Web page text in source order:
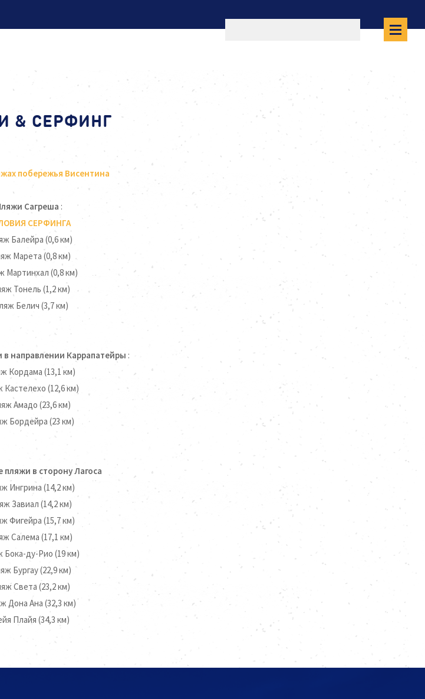
ПРИ ПРЯМОМ
& СЕРФИНГ
побережья Висентина
Сагреша :
СЕРФИНГА
Балейра (0,6 км)
Марета (0,8 км)
Мартинхал (0,8 км)
Тонель (1,2 км)
Белич (3,7 км)
направлении Каррапатейры :
Кордама (13,1 км)
Кастелехо (12,6 км)
Амадо (23,6 км)
Бордейра (23 км)
в сторону Лагоса
Ингрина (14,2 км)
Завиал (14,2 км)
Фигейра (15,7 км)
Салема (17,1 км)
Бока-ду-Рио (19 км)
Бургау (22,9 км)
Света (23,2 км)
Дона Ана (32,3 км)
Плайя (34,3 км)